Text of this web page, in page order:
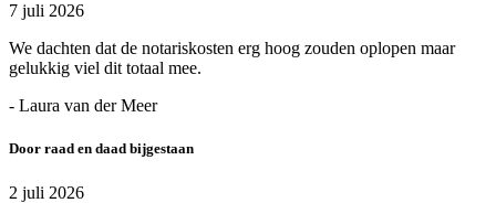
7 juli 2026
We dachten dat de notariskosten erg hoog zouden oplopen maar
gelukkig viel dit totaal mee.
- Laura van der Meer
Door raad en daad bijgestaan
2 juli 2026